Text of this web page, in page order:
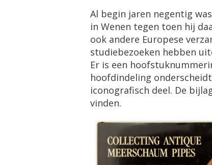
Al begin jaren negentig was
in Wenen tegen toen hij
ook andere Europese
studiebezoeken hebben
Er is een
hoofdindeling onderscheidt
iconografisch deel. De
vinden.